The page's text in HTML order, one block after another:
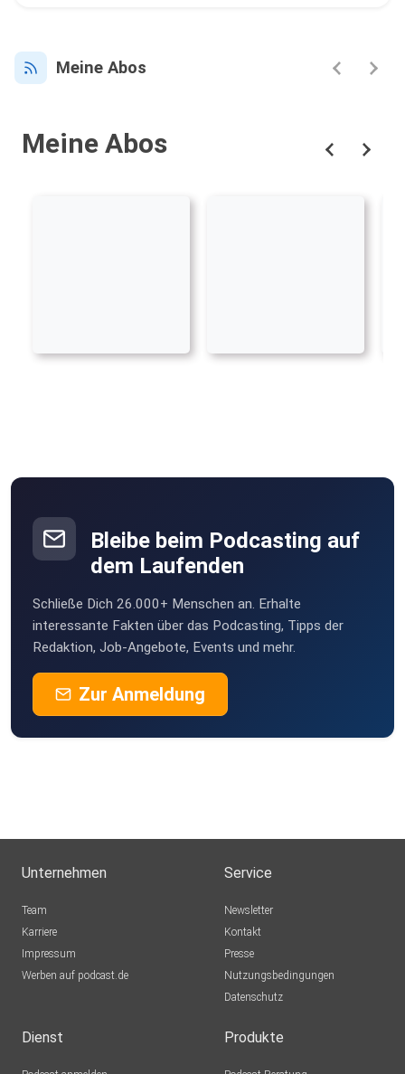
Meine Abos
Meine Abos
Bleibe beim Podcasting auf
dem Laufenden
Schließe Dich 26.000+ Menschen an. Erhalte
interessante Fakten über das Podcasting, Tipps der
Redaktion, Job-Angebote, Events und mehr.
Zur Anmeldung
Unternehmen
Team
Karriere
Impressum
Werben auf podcast.de
Service
Newsletter
Kontakt
Presse
Nutzungsbedingungen
Datenschutz
Dienst Produkte